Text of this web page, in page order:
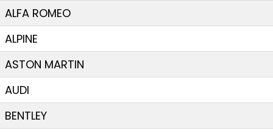
ALFA ROMEO
ALPINE
ASTON MARTIN
AUDI
BENTLEY